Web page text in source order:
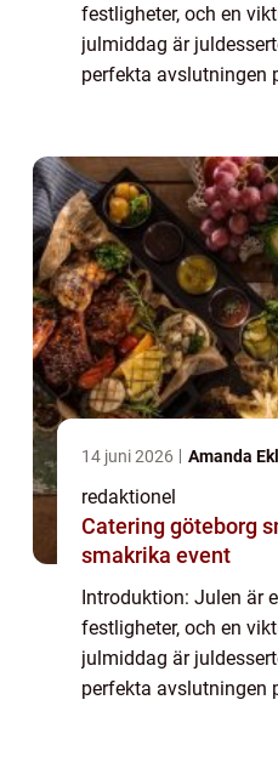
festligheter, och en
julmiddag är
perfekta avslutningen
14 juni 2026 Amanda
redaktionel
Catering göteborg smarta val för
smakrika event
Introduktion: Julen är
festligheter, och en
julmiddag är
perfekta avslutningen